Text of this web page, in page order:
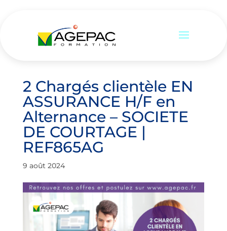
2 Chargés clientèle EN
ASSURANCE H/F en
Alternance – SOCIETE
DE COURTAGE |
REF865AG
9 août 2024